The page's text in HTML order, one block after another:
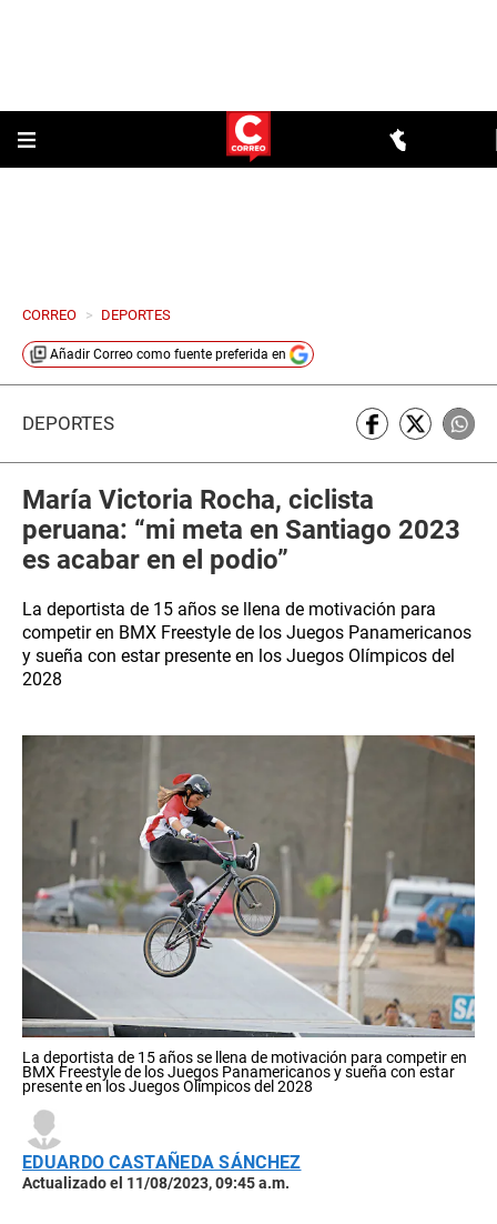
CORREO > DEPORTES
Añadir Correo como fuente preferida en
DEPORTES
María Victoria Rocha, ciclista
peruana: “mi meta en Santiago 2023
es acabar en el podio”
La deportista de 15 años se llena de motivación para
competir en BMX Freestyle de los Juegos Panamericanos
y sueña con estar presente en los Juegos Olímpicos del
2028
La deportista de 15 años se llena de motivación para competir en
BMX Freestyle de los Juegos Panamericanos y sueña con estar
presente en los Juegos Olímpicos del 2028
EDUARDO CASTAÑEDA SÁNCHEZ
Actualizado el 11/08/2023, 09:45 a.m.